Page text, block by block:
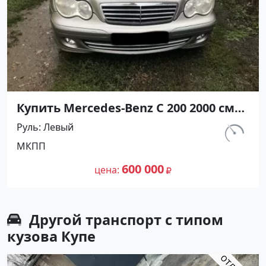
Купить Mercedes-Benz С 200 2000 см3
МКПП (163 л.с.) Бензин инжектор в
Крымск: цвет Сеебристый Седан
2002 года по цене 600000 рублей,
объявление №27226 на сайте
Авторынок23
км.
Руль Левый
МКПП
цена 600 000
Другой транспорт с типом
кузова Купе